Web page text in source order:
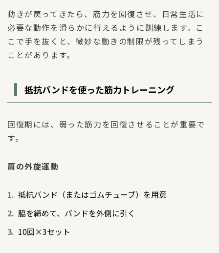
動きが戻ってきたら、筋力を回復させ、日常生活に
必要な動作を滑らかに行えるように訓練します。こ
こで手を抜くと、微妙な動きの制限が残ってしまう
ことがあります。
抵抗バンドを使った筋力トレーニング
回復期には、弱った筋力を回復させることが重要で
す。
肩の外旋運動
抵抗バンド（またはゴムチューブ）を用意
脇を締めて、バンドを外側に引く
10回×3セット